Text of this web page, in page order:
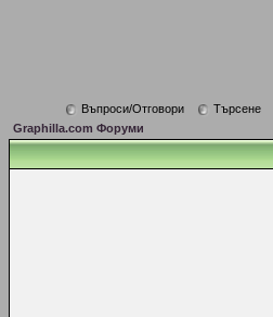
Въпроси/Отговори Търсене
Graphilla.com Форуми